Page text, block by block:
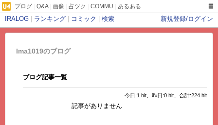
ブログ Q&A| 画像 占ツク COMMU あるある
IRALOG ランキング コミック 検索 新規登録/ログイン
Ima1019のブログ
ブログ記事一覧
今日:1 hit、昨日:0 hit、合計:224 hit
記事がありません